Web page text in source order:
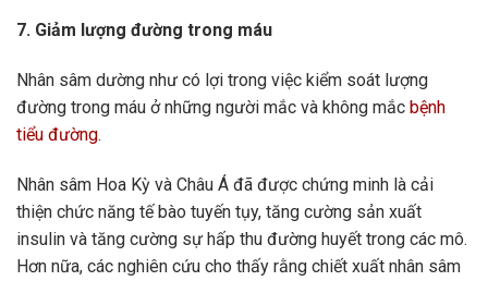
7. Giảm lượng đường trong máu
Nhân sâm dường như có lợi trong việc kiểm soát lượng
đường trong máu ở những người mắc và không mắc bệnh
tiểu đường.
Nhân sâm Hoa Kỳ và Châu Á đã được chứng minh là cải
thiện chức năng tế bào tuyến tụy, tăng cường sản xuất
insulin và tăng cường sự hấp thu đường huyết trong các mô.
Hơn nữa, các nghiên cứu cho thấy rằng chiết xuất nhân sâm